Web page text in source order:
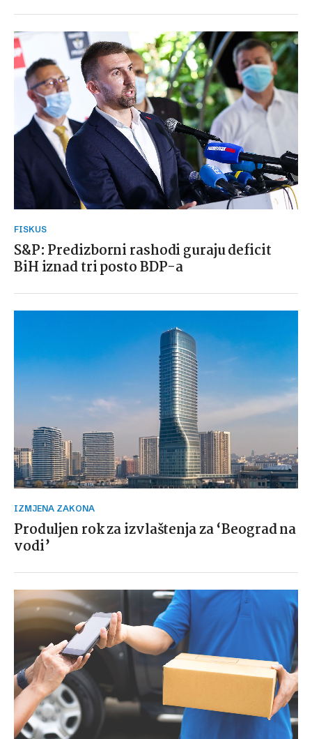
FISKUS
S&P: Predizborni rashodi guraju deficit
BiH iznad tri posto BDP-a
IZMJENA ZAKONA
Produljen rok za izvlaštenja za ‘Beograd na
vodi’